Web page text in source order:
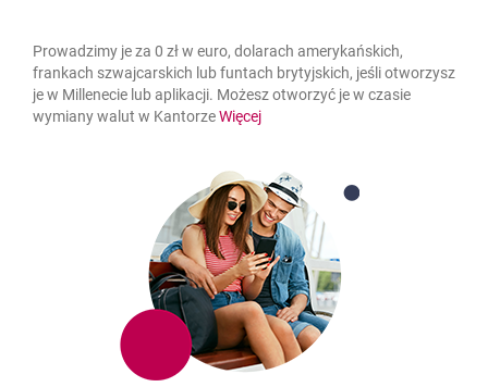
Prowadzimy je za 0 zł w euro, dolarach amerykańskich,
frankach szwajcarskich lub funtach brytyjskich, jeśli otworzysz
je w Millenecie lub aplikacji. Możesz otworzyć je w czasie
wymiany walut w KantorzeWięcej